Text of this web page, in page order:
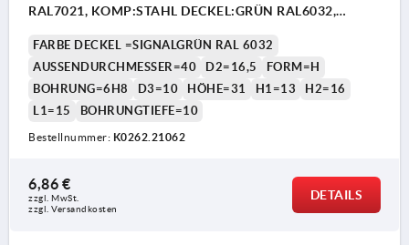
RAL7021, KOMP:STAHL DECKEL:GRÜN RAL6032,
FARBE DECKEL =SIGNALGRÜN RAL 6032
AUSSENDURCHMESSER=40
D2=16,5
FORM=H
BOHRUNG=6H8
D3=10 HÖHE=31 H1=13
H2=16
L1=15
BOHRUNGTIEFE=10
Bestellnummer: K0262.21062
6,86 €
zzgl. MwSt.
zzgl. Versandkosten
DETAILS